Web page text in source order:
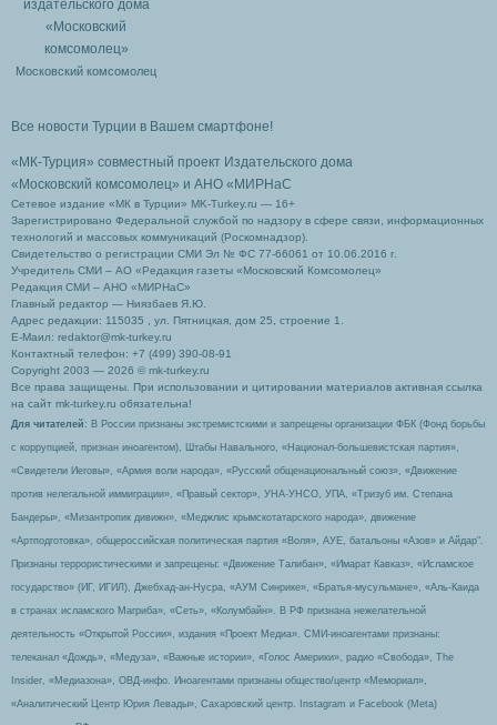
Московский комсомолец
Все новости Турции в Вашем смартфоне!
«МК-Турция» совместный проект Издательского дома
«Московский комсомолец» и АНО «МИРНаС
Сетевое издание «МК в Турции» MK-Turkey.ru — 16+
Зарегистрировано Федеральной службой по надзору в сфере связи, информационных
технологий и массовых коммуникаций (Роскомнадзор).
Свидетельство о регистрации СМИ Эл № ФС 77-66061 от 10.06.2016 г.
Учредитель СМИ – АО «Редакция газеты «Московский Комсомолец»
Редакция СМИ – АНО «МИРНаС»
Главный редактор — Ниязбаев Я.Ю.
Адрес редакции: 115035 , ул. Пятницкая, дом 25, строение 1.
Е-Маил: redaktor@mk-turkey.ru
Контактный телефон: +7 (499) 390-08-91
Copyright 2003 — 2026 © mk-turkey.ru
Все права защищены. При использовании и цитировании материалов активная ссылка
на сайт mk-turkey.ru обязательна!
Для читателей : В России признаны экстремистскими и запрещены организации ФБК (Фонд борьбы
с коррупцией, признан иноагентом), Штабы Навального, «Национал-большевистская партия»,
«Свидетели Иеговы», «Армия воли народа», «Русский общенациональный союз», «Движение
против нелегальной иммиграции», «Правый сектор», УНА-УНСО, УПА, «Тризуб им. Степана
Бандеры», «Мизантропик дивижн», «Меджлис крымскотатарского народа», движение
«Артподготовка», общероссийская политическая партия «Воля», АУЕ, батальоны «Азов» и Айдар″.
Признаны террористическими и запрещены: «Движение Талибан», «Имарат Кавказ», «Исламское
государство» (ИГ, ИГИЛ), Джебхад-ан-Нусра, «АУМ Синрике», «Братья-мусульмане», «Аль-Каида
в странах исламского Магриба», «Сеть», «Колумбайн». В РФ признана нежелательной
деятельность «Открытой России», издания «Проект Медиа». СМИ-иноагентами признаны:
телеканал «Дождь», «Медуза», «Важные истории», «Голос Америки», радио «Свобода», The
Insider, «Медиазона», ОВД-инфо. Иноагентами признаны общество/центр «Мемориал»,
«Аналитический Центр Юрия Левады», Сахаровский центр. Instagram и Facebook (Metа)